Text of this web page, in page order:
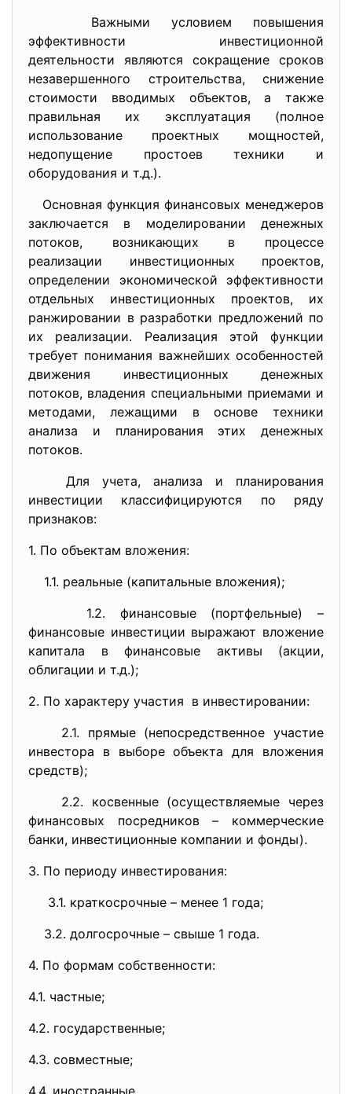
Важными условием повышения
эффективности инвестиционной
деятельности являются сокращение сроков
незавершенного строительства, снижение
стоимости вводимых объектов, а также
правильная их эксплуатация (полное
использование проектных мощностей,
недопущение простоев техники и
оборудования и т.д.).
Основная функция финансовых менеджеров
заключается в моделировании денежных
потоков, возникающих в процессе
реализации инвестиционных проектов,
определении экономической эффективности
отдельных инвестиционных проектов, их
ранжировании в разработки предложений по
их реализации. Реализация этой функции
требует понимания важнейших особенностей
движения инвестиционных денежных
потоков, владения специальными приемами и
методами, лежащими в основе техники
анализа и планирования этих денежных
потоков.
Для учета, анализа и планирования
инвестиции классифицируются по ряду
признаков:
1. По объектам вложения:
1.1. реальные (капитальные вложения);
1.2. финансовые (портфельные) –
финансовые инвестиции выражают вложение
капитала в финансовые активы (акции,
облигации и т.д.);
2. По характеру участия в инвестировании:
2.1. прямые (непосредственное участие
инвестора в выборе объекта для вложения
средств);
2.2. косвенные (осуществляемые через
финансовых посредников – коммерческие
банки, инвестиционные компании и фонды).
3. По периоду инвестирования:
3.1. краткосрочные – менее 1 года;
3.2. долгосрочные – свыше 1 года.
4. По формам собственности:
4.1. частные;
4.2. государственные;
4.3. совместные;
4.4. иностранные.